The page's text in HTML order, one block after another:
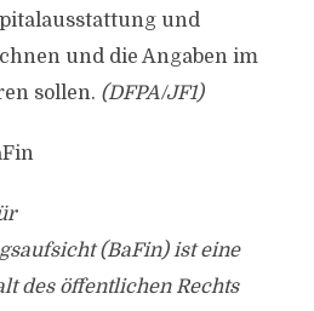
und
und die Angaben im
sollen. (DFPA/JF1)
(BaFin) ist eine
des öffentlichen Rechts